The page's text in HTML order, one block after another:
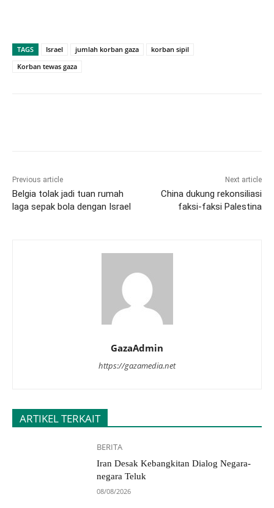
TAGS Israel jumlah korban gaza
korban sipil
Korban tewas gaza
Previous article
Belgia tolak jadi tuan rumah
laga sepak bola dengan Israel
Next article
China dukung rekonsiliasi
faksi-faksi Palestina
GazaAdmin
https://gazamedia.net
ARTIKEL TERKAIT
BERITA
Iran Desak Kebangkitan Dialog Negara-
negara Teluk
08/08/2026